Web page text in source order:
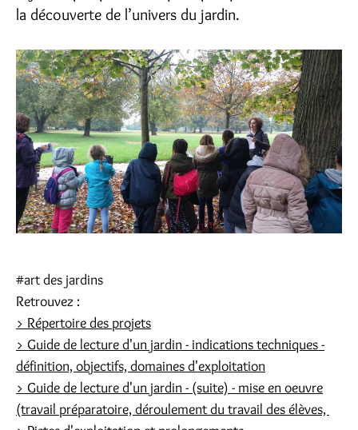
la découverte de l’univers du jardin.
#art des jardins
Retrouvez :
> Répertoire des projets
> Guide de lecture d'un jardin - indications techniques -
définition, objectifs, domaines d'exploitation
> Guide de lecture d'un jardin - (suite) - mise en oeuvre
(travail préparatoire, déroulement du travail des élèves,